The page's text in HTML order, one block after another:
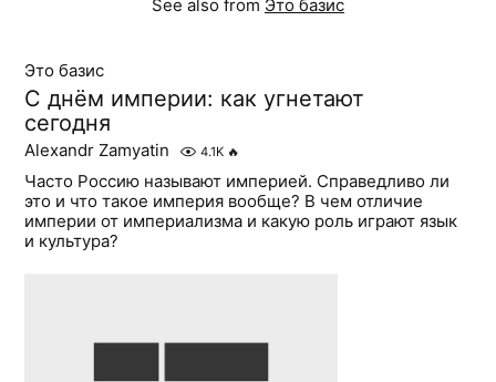
See also from Это базис
Это базис
С днём империи: как угнетают
сегодня
Alexandr Zamyatin 4.1K 🔥
Часто Россию называют империей. Справедливо ли
это и что такое империя вообще? В чем отличие
империи от империализма и какую роль играют язык
и культура?